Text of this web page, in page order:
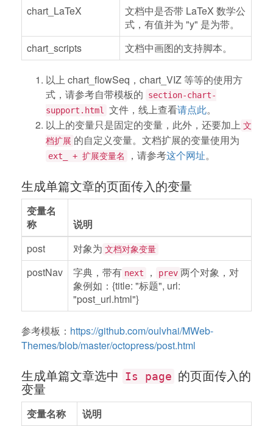
chart_LaTeX
文档中是否带 LaTeX 数学公
式，有值并为 "y" 是为带。
chart_scripts
文档中画图的支持脚本。
以上 chart_flowSeq，chart_VIZ 等等的使用方
式，请参考自带模板的
section-chart-
support.html
文件，线上查看请点此。
以上的变量只是固定的变量，此外，还要加上 文
档扩展 的自定义变量。文档扩展的变量使用为
ext_ + 扩展变量名 ，请参考这个网址。
生成单篇文章的页面传入的变量
变量名
称
说明
post
对象为 文档对象变量
postNav 字典，带有 next ， prev 两个对象，对
象例如：{title: "标题", url:
"post_url.html"}
参考模板： https://github.com/oulvhai/MWeb-
Themes/blob/master/octopress/post.html
生成单篇文章选中 Is page 的页面传入的
变量
变量名称
说明